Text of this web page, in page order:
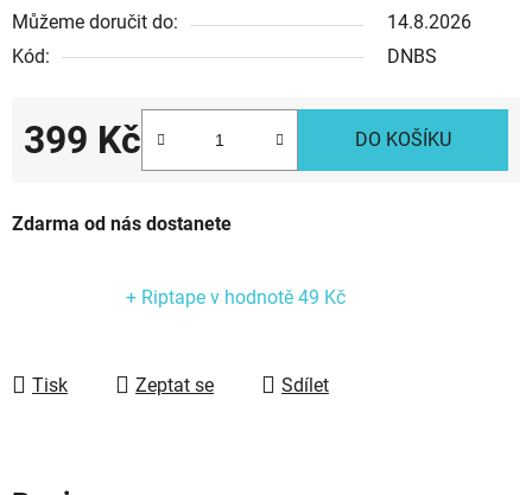
Můžeme doručit do:
14.8.2026
Kód:
DNBS
399 Kč DO KOŠÍKU
Zdarma od nás dostanete
+ Riptape v hodnotě 49 Kč
Tisk Zeptat se Sdílet